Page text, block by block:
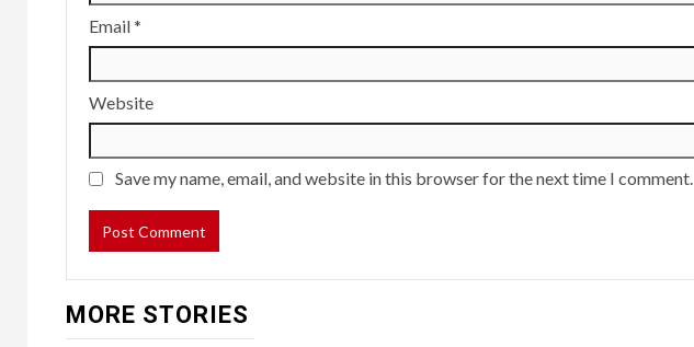
Email*
Website
Save my name, email, and website in this browser for the next time I comment.
MORE STORIES